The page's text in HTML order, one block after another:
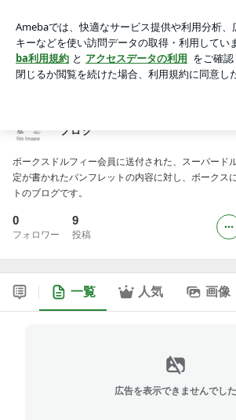
アプリをダウンロードして ブログの更新通知
ょう。
ブログ
ボークスドルフィー会員に送付された、スーパード
定が書かれたパンフレットの内容に対し、ボークス
トのブログです。
0
フォロワー
9
投稿
一覧 人気 画像
広告を表示できませんでした